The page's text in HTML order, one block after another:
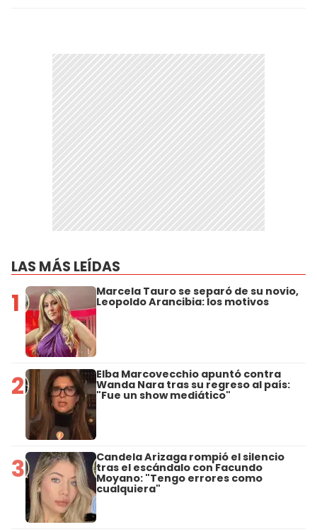
LAS MÁS LEÍDAS
1 Marcela Tauro se separó de su novio,
Leopoldo Arancibia: los motivos
2 Elba Marcovecchio apuntó contra
Wanda Nara tras su regreso al país:
"Fue un show mediático"
3 Candela Arizaga rompió el silencio
tras el escándalo con Facundo
Moyano: "Tengo errores como
cualquiera"